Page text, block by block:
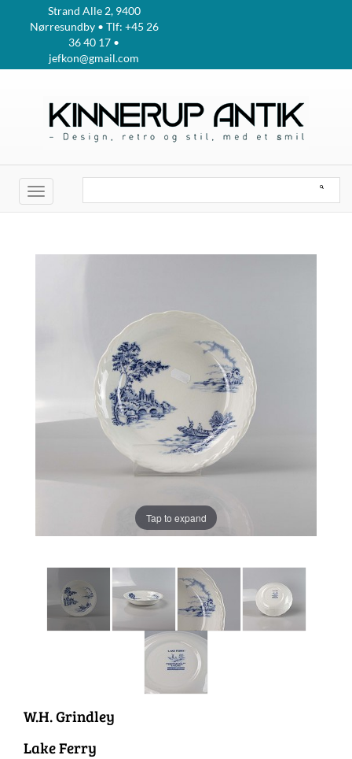
Strand Alle 2, 9400
Nørresundby • Tlf: +45 26
36 40 17 •
jefkon@gmail.com
Toggle
navigation
Tap to expand
W.H. Grindley
Lake Ferry